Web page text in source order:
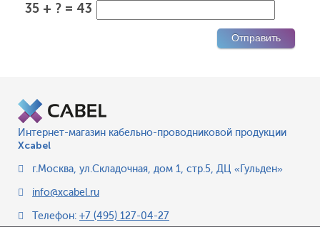
35 + ? = 43
Интернет-магазин кабельно-проводниковой продукции
Xcabel
г.Москва, ул.Складочная, дом 1, стр.5, ДЦ «Гульден»
info@xcabel.ru
Телефон: +7 (495) 127-04-27